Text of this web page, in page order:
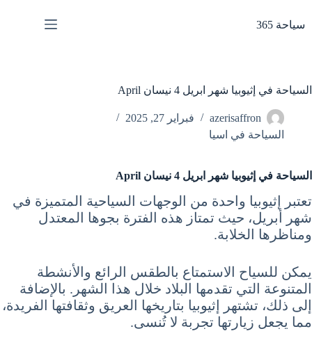
المحتوى
سياحة 365
السياحة في إثيوبيا شهر ابريل 4 نيسان April
azerisaffron
فبراير 27, 2025
السياحة في اسيا
السياحة في إثيوبيا شهر ابريل 4 نيسان April
تعتبر إثيوبيا واحدة من الوجهات السياحية المتميزة في
شهر أبريل، حيث تمتاز هذه الفترة بجوها المعتدل
ومناظرها الخلابة.
يمكن للسياح الاستمتاع بالطقس الرائع والأنشطة
المتنوعة التي تقدمها البلاد خلال هذا الشهر. بالإضافة
إلى ذلك، تشتهر إثيوبيا بتاريخها العريق وثقافتها الفريدة،
مما يجعل زيارتها تجربة لا تُنسى.